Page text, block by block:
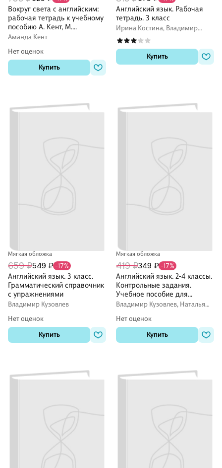
Вокруг света с английским:
рабочая тетрадь к учебному
пособию А. Кент, М.
Чаррингтон по английскому
образования. Второй
уровень. 2-3 классы
Аманда Кент
Нет оценок
Купить
Английский язык. Рабочая
тетрадь. 3 класс
Ирина Костина, Владимир
Кузовлев, Наталья Лапа
Купить
Мягкая обложка
659 ₽549 ₽ -17%
Английский язык. 3 класс.
Грамматический справочник
с упражнениями
Владимир Кузовлев
Нет оценок
Купить
Мягкая обложка
419 ₽349 ₽ -17%
Английский язык. 2-4 классы.
Контрольные задания.
Учебное пособие для
общеобразовательных
Владимир Кузовлев, Наталья
Нет оценок
Купить